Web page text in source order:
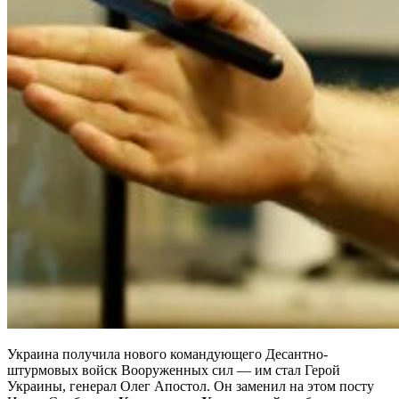
Украина получила нового командующего Десантно-
штурмовых войск Вооруженных сил — им стал Герой
Украины, генерал Олег Апостол. Он заменил на этом посту